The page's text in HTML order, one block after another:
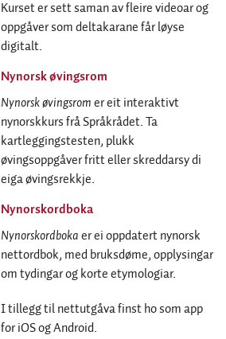
Kurset er sett saman av fleire videoar og
oppgåver som deltakarane får løyse
digitalt.
Nynorsk øvingsrom
Nynorsk øvingsromer eit interaktivt
nynorskkurs frå Språkrådet. Ta
kartleggingstesten, plukk
øvingsoppgåver fritt eller skreddarsy di
eiga øvingsrekkje.
Nynorskordboka
Nynorskordbokaer ei oppdatert nynorsk
nettordbok, med bruksdøme, opplysingar
om tydingar og korte etymologiar.
I tillegg til nettutgåva finst ho som app
for iOS og Android.